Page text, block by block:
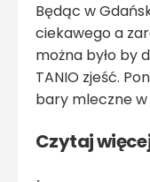
Będąc w
ciekawego a
można było by
TANIO zjeść.
bary mleczne w
Czytaj